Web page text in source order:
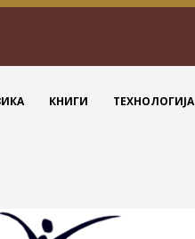
КНИГИ ТЕХНОЛОГИЈА